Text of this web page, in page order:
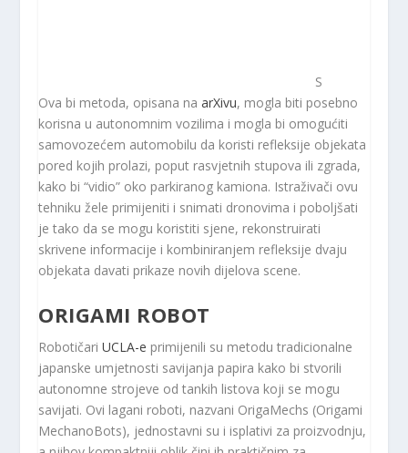
S
Ova bi metoda, opisana naarXivu, mogla biti posebno
korisna u autonomnim vozilima i mogla bi omogućiti
samovozećem automobilu da koristi refleksije objekata
pored kojih prolazi, poput rasvjetnih stupova ili zgrada,
kako bi “vidio” oko parkiranog kamiona. Istraživači ovu
tehniku ​​žele primijeniti i snimati dronovima i poboljšati
je tako da se mogu koristiti sjene, rekonstruirati
skrivene informacije i kombiniranjem refleksije dvaju
objekata davati prikaze novih dijelova scene.
ORIGAMI ROBOT
RobotičariUCLA-e primijenili su metodu tradicionalne
japanske umjetnosti savijanja papira kako bi stvorili
autonomne strojeve od tankih listova koji se mogu
savijati. Ovi lagani roboti, nazvani OrigaMechs (Origami
MechanoBots), jednostavni su i isplativi za proizvodnju,